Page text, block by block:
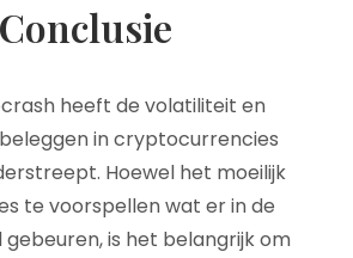
Conclusie
heeft de volatiliteit en
beleggen in cryptocurrencies
Hoewel het moeilijk
te voorspellen wat er in de
is het belangrijk om